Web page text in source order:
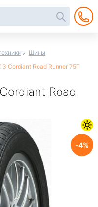
Шины
Cordiant Road Runner 75T
Road
4